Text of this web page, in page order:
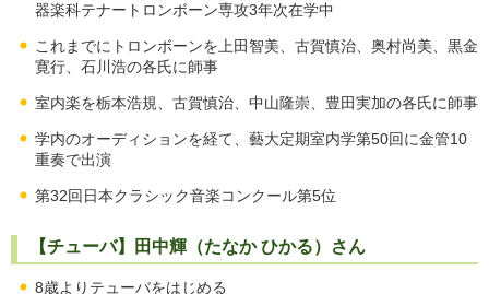
器楽科テナートロンボーン専攻3年次在学中
これまでにトロンボーンを上田智美、古賀慎治、奥村尚美、黒金
寛行、石川浩の各氏に師事
室内楽を栃本浩規、古賀慎治、中山隆崇、豊田実加の各氏に師事
学内のオーディションを経て、藝大定期室内学第50回に金管10
重奏で出演
第32回日本クラシック音楽コンクール第5位
【チューバ】田中輝（たなか ひかる）さん
8歳よりテューバをはじめる